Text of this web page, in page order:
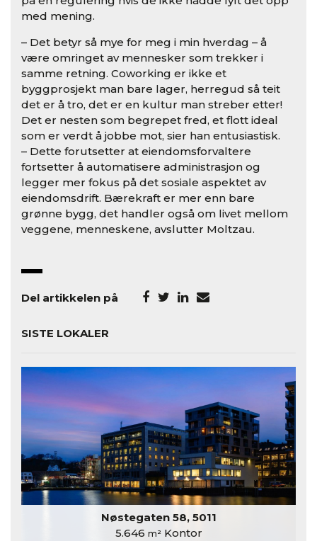
med mening.
– Det betyr så mye for meg i min hverdag – å
være omringet av mennesker som trekker i
samme retning. Coworking er ikke et
byggprosjekt man bare lager, herregud så teit
det er å tro, det er en kultur man streber etter!
Det er nesten som begrepet fred, et flott ideal
som er verdt å jobbe mot, sier han entusiastisk.
– Dette forutsetter at eiendomsforvaltere
fortsetter å automatisere administrasjon og
legger mer fokus på det sosiale aspektet av
eiendomsdrift. Bærekraft er mer enn bare
grønne bygg, det handler også om livet mellom
veggene, menneskene, avslutter Moltzau.
Del artikkelen på
SISTE LOKALER
Nøstegaten 58, 5011
5.646 m²Kontor